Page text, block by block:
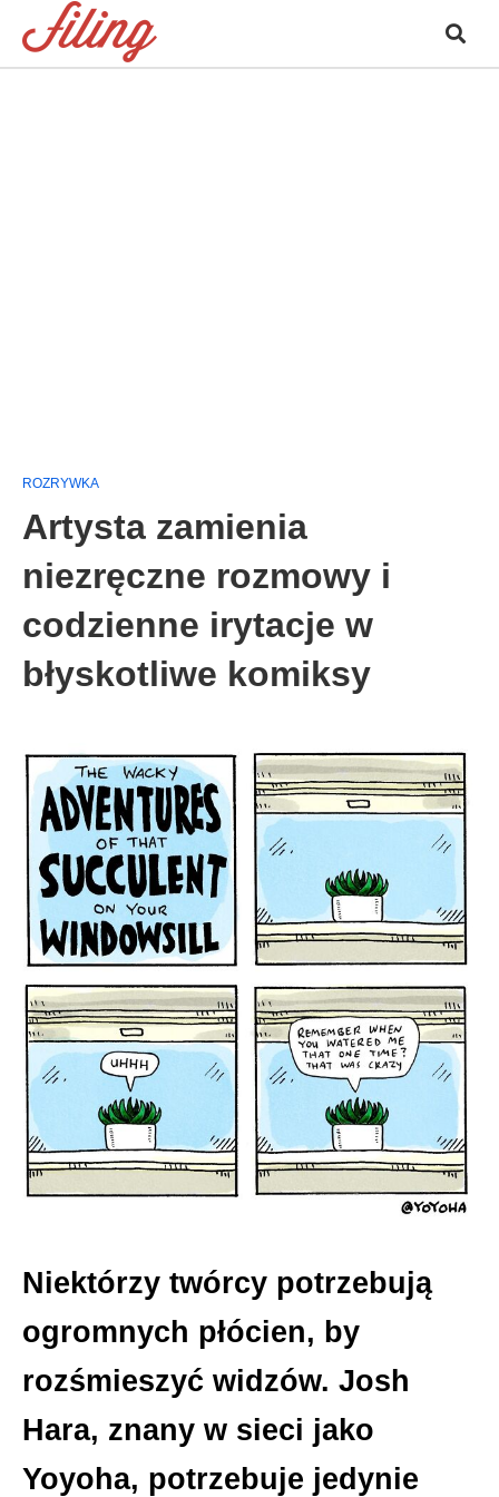
ROZRYWKA
Artysta zamienia
niezręczne rozmowy i
codzienne irytacje w
błyskotliwe komiksy
Niektórzy twórcy potrzebują
ogromnych płócien, by
rozśmieszyć widzów. Josh
Hara, znany w sieci jako
Yoyoha, potrzebuje jedynie